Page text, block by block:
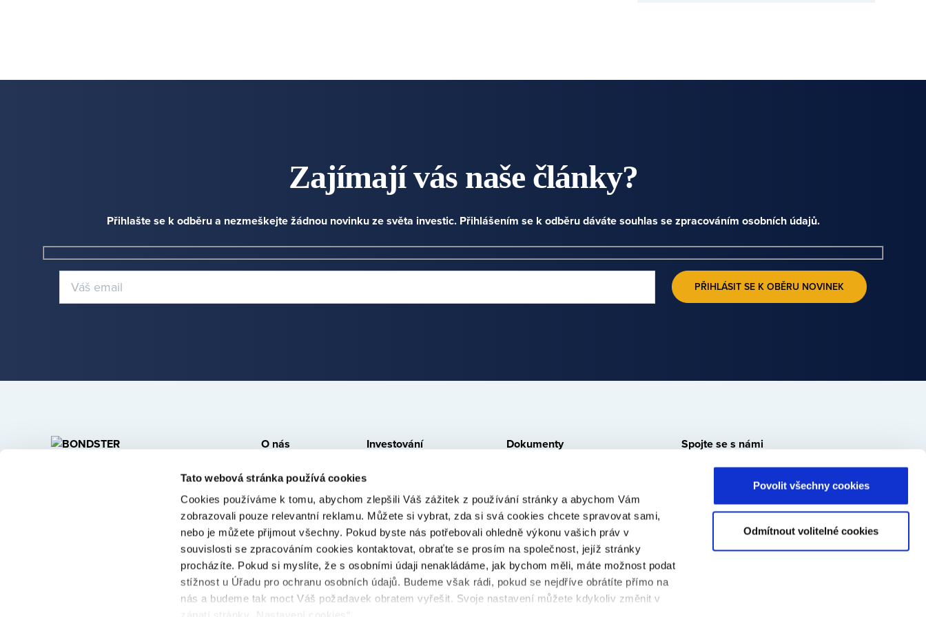
Tato webová stránka používá cookies
Cookies používáme k tomu, abychom zlepšili Váš zážitek z používání stránky a abychom Vám
zobrazovali pouze relevantní reklamu. Můžete si vybrat, zda si svá cookies chcete spravovat sami,
nebo je můžete přijmout všechny. Pokud byste nás potřebovali ohledně výkonu vašich práv v
souvislosti se zpracováním cookies kontaktovat, obraťte se prosím na společnost, jejíž stránky
procházíte. Pokud si myslíte, že s osobními údaji nenakládáme, jak bychom měli, máte možnost podat
stížnost u Úřadu pro ochranu osobních údajů. Budeme však rádi, pokud se nejdříve obrátíte přímo na
nás a budeme tak moct Váš požadavek obratem vyřešit. Svoje nastavení můžete kdykoliv změnit v
Povolit všechny cookies
Odmítnout volitelné cookies
Zajímají vás naše články?
Přihlašte se k odběru a nezmeškejte žádnou novinku ze světa investic. Přihlášením se k odběru dáváte souhlas se zpracováním osobních údajů.
Spojte se s námi
BondsterBondster
LinkedIn
Bondster
Instagram
Bondster
YouTube
O nás
Kdo jsme
Kontakt
Kariéra
Affiliate
Investování
Zajištění a likvidita
Poskytovatelé úvěrů
Poskytovatelé v prodlení
Dokumenty
Dokumenty ke stažení
Poplatky
Cookies
BONDSTER Marketplace s.r.o.
U Libeňského pivovaru 63/2
© 2026 Bondster Marketplace